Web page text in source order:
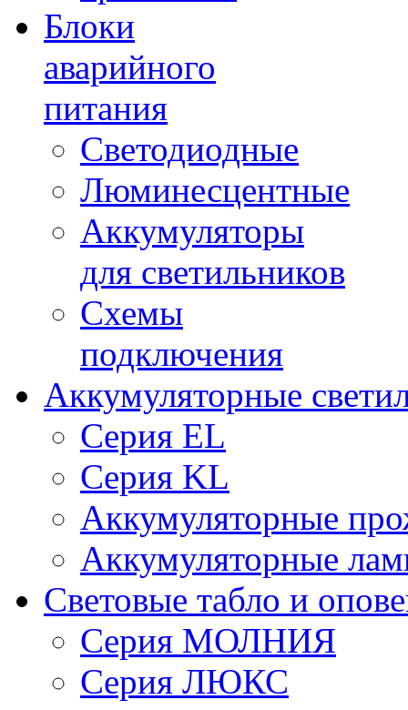
Блоки
аварийного
питания
Светодиодные
Люминесцентные
Аккумуляторы
для светильников
Схемы
подключения
Аккумуляторные
Серия EL
Серия KL
Аккумуляторные
Аккумуляторные
Световые табло и
Серия МОЛНИЯ
Серия ЛЮКС